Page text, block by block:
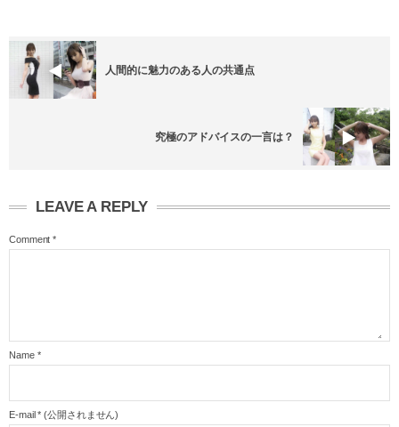
人間的に魅力のある人の共通点
究極のアドバイスの一言は？
LEAVE A REPLY
Comment *
Name *
E-mail * (公開されません)